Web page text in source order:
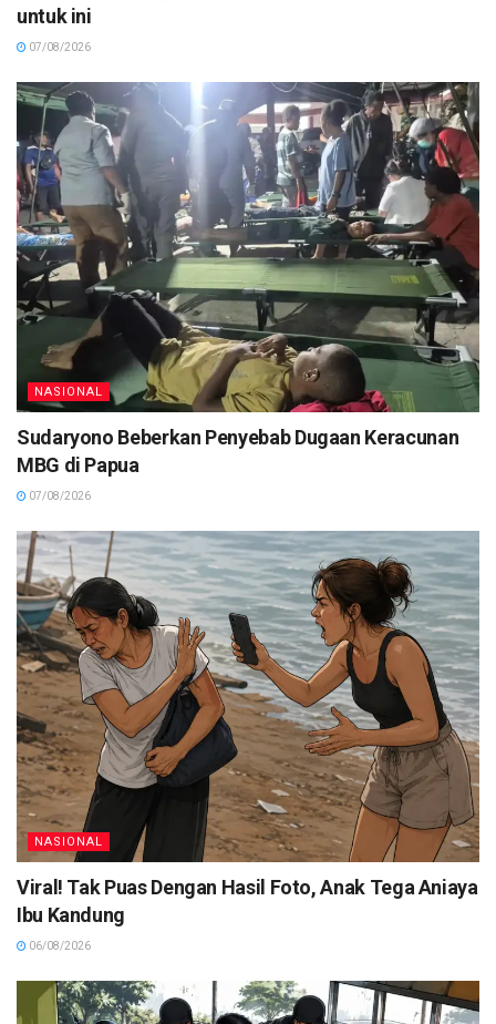
untuk ini
07/08/2026
NASIONAL
Sudaryono Beberkan Penyebab Dugaan Keracunan
MBG di Papua
07/08/2026
NASIONAL
Viral! Tak Puas Dengan Hasil Foto, Anak Tega Aniaya
Ibu Kandung
06/08/2026